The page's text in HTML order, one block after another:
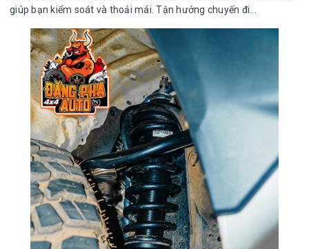
giúp bạn kiểm soát và thoải mái. Tận hưởng chuyến đi...